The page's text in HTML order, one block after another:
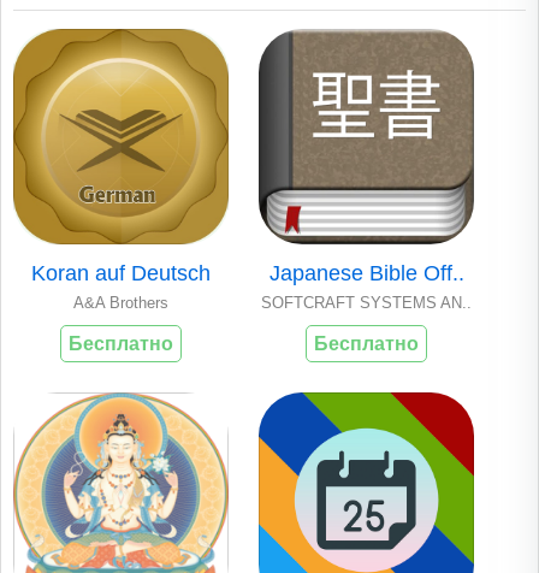
Koran auf Deutsch
A&A Brothers
Бесплатно
Japanese Bible Off..
SOFTCRAFT SYSTEMS AN..
Бесплатно